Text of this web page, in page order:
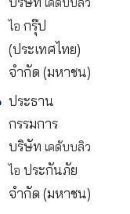
ประธานเจ้า
หน้าที่บริห
บริษัท
ไอกรุ๊ป
(ประเทศไท
จำกัด (มหา